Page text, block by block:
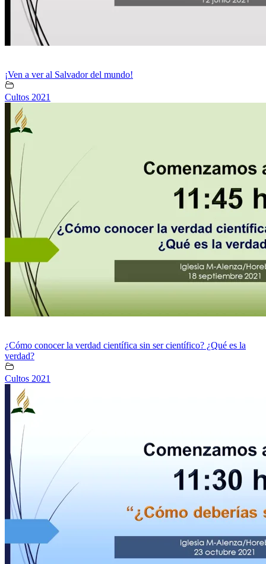
¡Ven a ver al Salvador del mundo!
Cultos 2021
¿Cómo conocer la verdad científica sin ser científico? ¿Qué es la
verdad?
Cultos 2021